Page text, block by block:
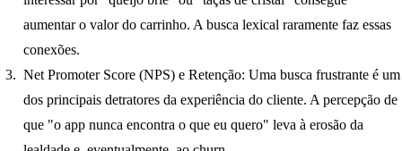
aumentar o valor do carrinho. A busca lexical raramente faz essas
conexões.
Net Promoter Score (NPS) e Retenção: Uma busca frustrante é um
dos principais detratores da experiência do cliente. A percepção de
que "o app nunca encontra o que eu quero" leva à erosão da